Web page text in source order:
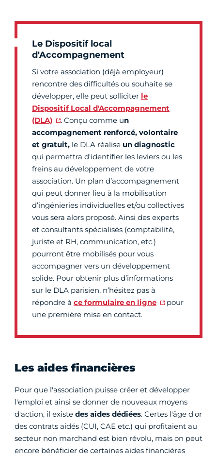
Le Dispositif local
d'Accompagnement
Si votre association (déjà employeur)
rencontre des difficultés ou souhaite se
développer, elle peut solliciter le
Dispositif Local d'Accompagnement
(DLA)
. Conçu comme un
accompagnement renforcé, volontaire
et gratuit, le DLA réalise un diagnostic
qui permettra d'identifier les leviers ou les
freins au développement de votre
association. Un plan d’accompagnement
qui peut donner lieu à la mobilisation
d’ingénieries individuelles et/ou collectives
vous sera alors proposé. Ainsi des experts
et consultants spécialisés (comptabilité,
juriste et RH, communication, etc.)
pourront être mobilisés pour vous
accompagner vers un développement
solide. Pour obtenir plus d’informations
sur le DLA parisien, n’hésitez pas à
répondre à ce formulaire en ligne
pour
une première mise en contact.
Les aides financières
Pour que l'association puisse créer et développer
l'emploi et ainsi se donner de nouveaux moyens
d'action, il existe des aides dédiées. Certes l'âge d'or
des contrats aidés (CUI, CAE etc.) qui profitaient au
secteur non marchand est bien révolu, mais on peut
encore bénéficier de certaines aides financières